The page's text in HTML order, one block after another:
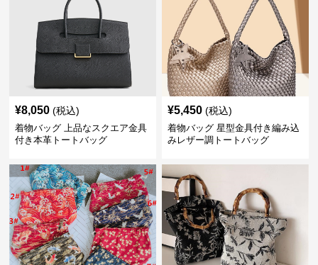
¥8,050 (税込)
着物バッグ 上品なスクエア金具
付き本革トートバッグ
¥5,450 (税込)
着物バッグ 星型金具付き編み込
みレザー調トートバッグ